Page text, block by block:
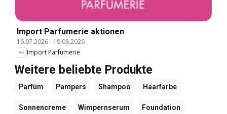
Import Parfumerie aktionen
16.07.2026- 19.08.2026
Import Parfumerie
Weitere beliebte Produkte
Parfüm Pampers Shampoo Haarfarbe
Sonnencreme Wimpernserum Foundation